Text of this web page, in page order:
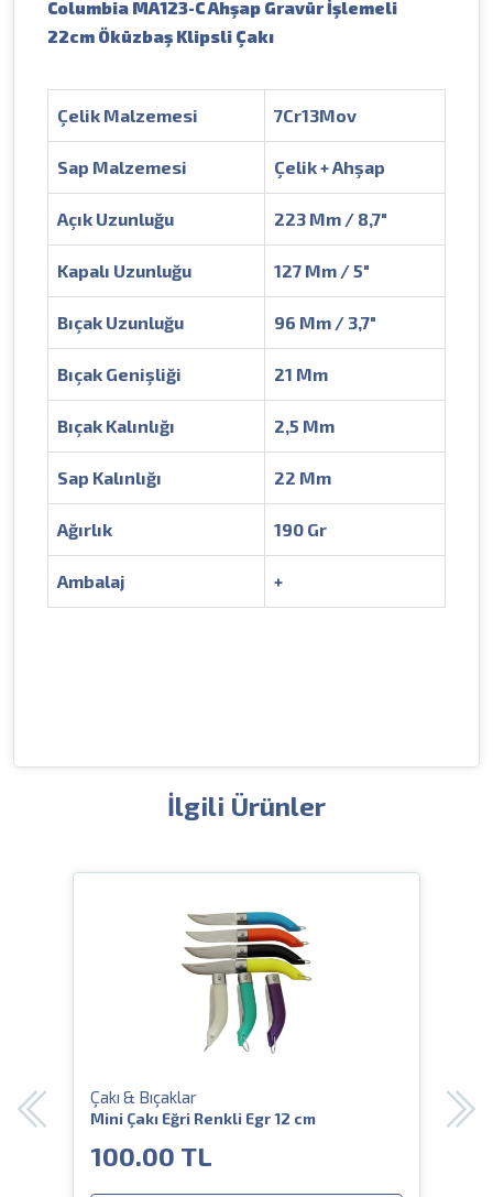
Columbia MA123-C Ahşap Gravür İşlemeli
22cm Öküzbaş Klipsli Çakı
Çelik Malzemesi 7Cr13Mov
Sap Malzemesi Çelik + Ahşap
Açık Uzunluğu 223 Mm / 8,7"
Kapalı Uzunluğu 127 Mm / 5"
Bıçak Uzunluğu 96 Mm / 3,7"
Bıçak Genişliği 21 Mm
Bıçak Kalınlığı 2,5 Mm
Sap Kalınlığı 22 Mm
Ağırlık 190 Gr
Ambalaj +
İlgili Ürünler
Çakı & Bıçaklar
Mini Çakı Eğri Renkli Egr 12 cm
100.00 TL
Crkt